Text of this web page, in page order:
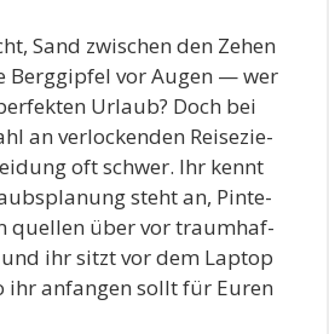
Sand zwi­schen den Zehen
Berg­gip­fel vor Augen — wer
Urlaub? Doch bei
an ver­lo­cken­den Rei­se­zie­
oft schwer. Ihr kennt
steht an, Pin­te­
quel­len über vor traum­haf­
ihr sitzt vor dem Lap­top
ihr anfan­gen sollt für Euren